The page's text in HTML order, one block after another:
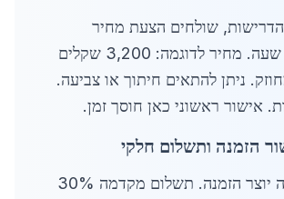
שולחים הצעת מחיר
מפורטת תוך שעה. מחיר לדוגמה: 3,200 שקלים
ניתן להתאים חיתוך או צביעה.
אישור ההצעה יוצר הזמנה. תשלום מקדמה 30%